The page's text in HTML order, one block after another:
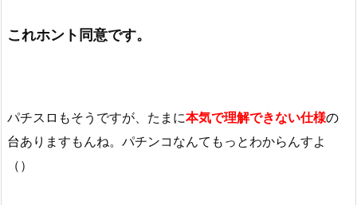
これホント同意です。
パチスロもそうですが、たまに本気で理解できない仕様の
台ありますもんね。パチンコなんてもっとわからんすよ
（）